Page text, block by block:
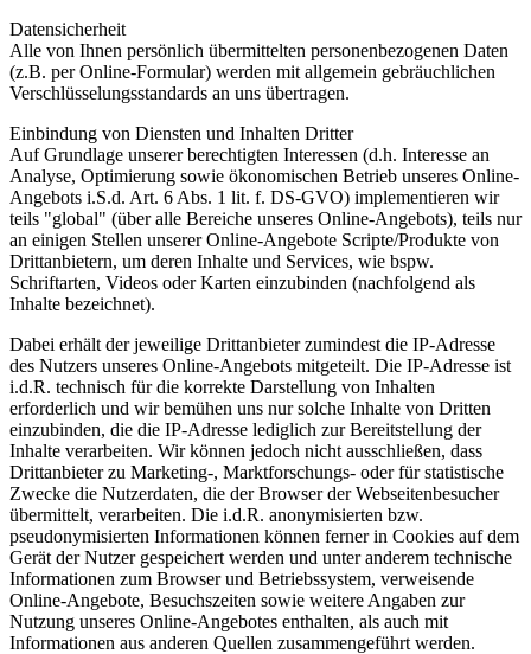
Datensicherheit
Alle von Ihnen persönlich übermittelten personenbezogenen Daten
(z.B. per Online-Formular) werden mit allgemein gebräuchlichen
Verschlüsselungsstandards an uns übertragen.
Einbindung von Diensten und Inhalten Dritter
Auf Grundlage unserer berechtigten Interessen (d.h. Interesse an
Analyse, Optimierung sowie ökonomischen Betrieb unseres Online-
Angebots i.S.d. Art. 6 Abs. 1 lit. f. DS-GVO) implementieren wir
teils "global" (über alle Bereiche unseres Online-Angebots), teils nur
an einigen Stellen unserer Online-Angebote Scripte/Produkte von
Drittanbietern, um deren Inhalte und Services, wie bspw.
Schriftarten, Videos oder Karten einzubinden (nachfolgend als
Inhalte bezeichnet).
Dabei erhält der jeweilige Drittanbieter zumindest die IP-Adresse
des Nutzers unseres Online-Angebots mitgeteilt. Die IP-Adresse ist
i.d.R. technisch für die korrekte Darstellung von Inhalten
erforderlich und wir bemühen uns nur solche Inhalte von Dritten
einzubinden, die die IP-Adresse lediglich zur Bereitstellung der
Inhalte verarbeiten. Wir können jedoch nicht ausschließen, dass
Drittanbieter zu Marketing-, Marktforschungs- oder für statistische
Zwecke die Nutzerdaten, die der Browser der Webseitenbesucher
übermittelt, verarbeiten. Die i.d.R. anonymisierten bzw.
pseudonymisierten Informationen können ferner in Cookies auf dem
Gerät der Nutzer gespeichert werden und unter anderem technische
Informationen zum Browser und Betriebssystem, verweisende
Online-Angebote, Besuchszeiten sowie weitere Angaben zur
Nutzung unseres Online-Angebotes enthalten, als auch mit
Informationen aus anderen Quellen zusammengeführt werden.